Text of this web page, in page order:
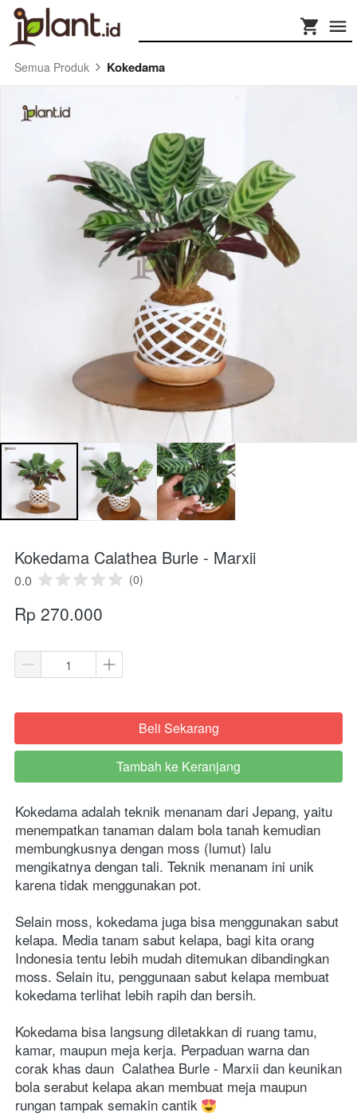
Semua Produk Kokedama
Kokedama Calathea Burle - Marxii
0.0 (0)
Rp 270.000
`Beli Sekarang
`
Tambah ke Keranjang
Kokedama adalah teknik menanam dari Jepang, yaitu
menempatkan tanaman dalam bola tanah kemudian
membungkusnya dengan moss (lumut) lalu
mengikatnya dengan tali. Teknik menanam ini unik
karena tidak menggunakan pot.
Selain moss, kokedama juga bisa menggunakan sabut
kelapa. Media tanam sabut kelapa, bagi kita orang
Indonesia tentu lebih mudah ditemukan dibandingkan
moss. Selain itu, penggunaan sabut kelapa membuat
kokedama terlihat lebih rapih dan bersih.
Kokedama bisa langsung diletakkan di ruang tamu,
kamar, maupun meja kerja. Perpaduan warna dan
corak khas daun  Calathea Burle - Marxii dan keunikan
bola serabut kelapa akan membuat meja maupun
rungan tampak semakin cantik